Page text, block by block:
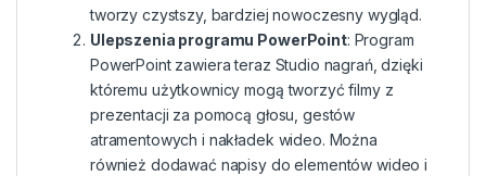
tworzy czystszy, bardziej nowoczesny wygląd.
Ulepszenia programu PowerPoint: Program
PowerPoint zawiera teraz Studio nagrań, dzięki
któremu użytkownicy mogą tworzyć filmy z
prezentacji za pomocą głosu, gestów
atramentowych i nakładek wideo. Można
również dodawać napisy do elementów wideo i